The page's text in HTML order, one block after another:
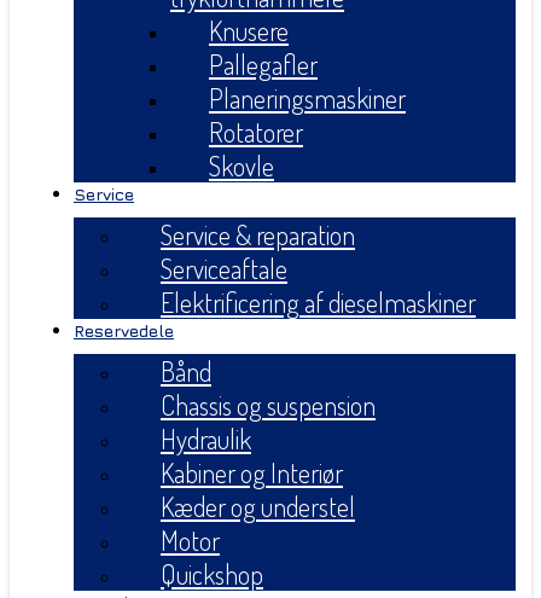
Knusere
Pallegafler
Planeringsmaskiner
Rotatorer
Skovle
Service
Service & reparation
Serviceaftale
Elektrificering af dieselmaskiner
Reservedele
Bånd
Chassis og suspension
Hydraulik
Kabiner og Interiør
Kæder og understel
Motor
Quickshop